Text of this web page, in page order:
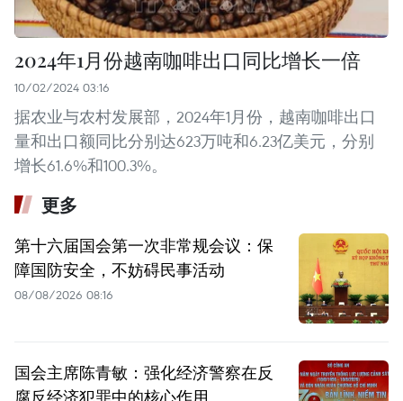
2024年1月份越南咖啡出口同比增长一倍
10/02/2024 03:16
据农业与农村发展部，2024年1月份，越南咖啡出口
量和出口额同比分别达623万吨和6.23亿美元，分别
增长61.6%和100.3%。
更多
第十六届国会第一次非常规会议：保
障国防安全，不妨碍民事活动
08/08/2026 08:16
国会主席陈青敏：强化经济警察在反